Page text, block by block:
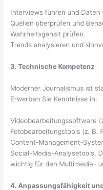
Interviews führen und Daten
Quellen überprüfen und
Wahrheitsgehalt prüfen.
Trends analysieren und
3. Technische Kompetenz
Moderner Journalismus ist
Erwerben Sie Kenntnisse in:
Videobearbeitungssoftware
Fotobearbeitungstools (z. B.
Content-Management-
Social-Media-Analysetools.
wichtig für den Multimedia-
4. Anpassungsfähigkeit